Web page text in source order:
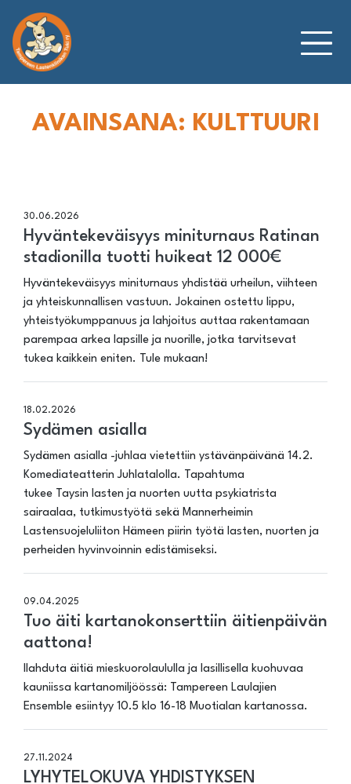
sisältöön
AVAINSANA: KULTTUURI
30.06.2026
Hyväntekeväisyys miniturnaus Ratinan
stadionilla tuotti huikeat 12 000€
Hyväntekeväisyys miniturnaus yhdistää urheilun, viihteen
ja yhteiskunnallisen vastuun. Jokainen ostettu lippu,
yhteistyökumppanuus ja lahjoitus auttaa rakentamaan
parempaa arkea lapsille ja nuorille, jotka tarvitsevat
tukea kaikkein eniten. Tule mukaan!
18.02.2026
Sydämen asialla
Sydämen asialla -juhlaa vietettiin ystävänpäivänä 14.2.
Komediateatterin Juhlatalolla. Tapahtuma
tukee Taysin lasten ja nuorten uutta psykiatrista
sairaalaa, tutkimustyötä sekä Mannerheimin
Lastensuojeluliiton Hämeen piirin työtä lasten, nuorten ja
perheiden hyvinvoinnin edistämiseksi.
09.04.2025
Tuo äiti kartanokonserttiin äitienpäivän
aattona!
Ilahduta äitiä mieskuorolaululla ja lasillisella kuohuvaa
kauniissa kartanomiljöössä: Tampereen Laulajien
Ensemble esiintyy 10.5 klo 16-18 Muotialan kartanossa.
27.11.2024
LYHYTELOKUVA YHDISTYKSEN